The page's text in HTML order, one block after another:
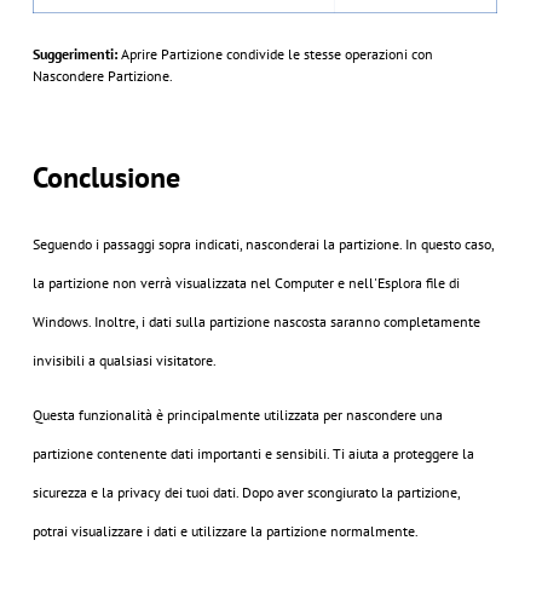
Suggerimenti:Aprire Partizione condivide le stesse operazioni con
Nascondere Partizione.
Conclusione
Seguendo i passaggi sopra indicati, nasconderai la partizione. In questo caso,
la partizione non verrà visualizzata nel Computer e nell'Esplora file di
Windows. Inoltre, i dati sulla partizione nascosta saranno completamente
invisibili a qualsiasi visitatore.
Questa funzionalità è principalmente utilizzata per nascondere una
partizione contenente dati importanti e sensibili. Ti aiuta a proteggere la
sicurezza e la privacy dei tuoi dati. Dopo aver scongiurato la partizione,
potrai visualizzare i dati e utilizzare la partizione normalmente.